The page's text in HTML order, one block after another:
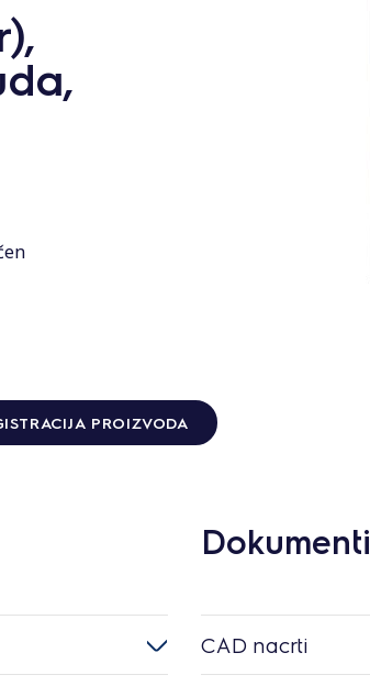
PROIZVODA
Dokumenti
CAD nacrti